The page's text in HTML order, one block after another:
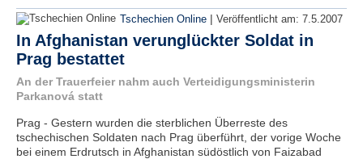
Tschechien Online | Veröffentlicht am: 7.5.2007
In Afghanistan verunglückter Soldat in
Prag bestattet
An der Trauerfeier nahm auch Verteidigungsministerin
Parkanová statt
Prag - Gestern wurden die sterblichen Überreste des
tschechischen Soldaten nach Prag überführt, der vorige Woche
bei einem Erdrutsch in Afghanistan südöstlich von Faizabad